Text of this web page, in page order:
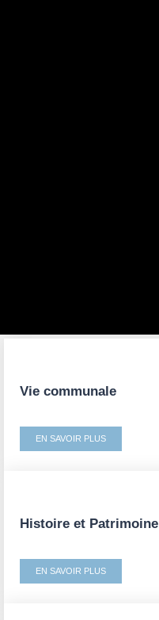
Vie communale
EN SAVOIR PLUS
Histoire et Patrimoine
EN SAVOIR PLUS